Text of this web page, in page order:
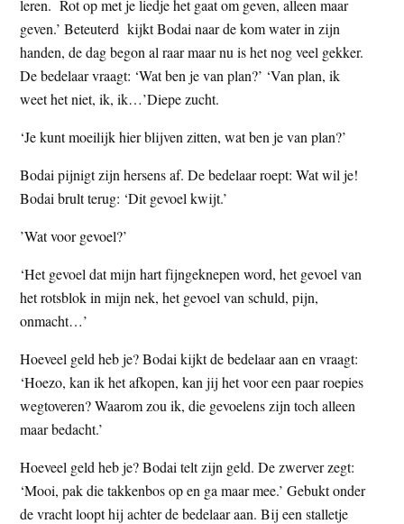
leren. Rot op met je liedje het gaat om geven, alleen maar
geven.’ Beteuterd kijkt Bodai naar de kom water in zijn
handen, de dag begon al raar maar nu is het nog veel gekker.
De bedelaar vraagt: ‘Wat ben je van plan?’ ‘Van plan, ik
weet het niet, ik, ik…’Diepe zucht.
‘Je kunt moeilijk hier blijven zitten, wat ben je van plan?’
Bodai pijnigt zijn hersens af. De bedelaar roept: Wat wil je!
Bodai brult terug: ‘Dit gevoel kwijt.’
’Wat voor gevoel?’
‘Het gevoel dat mijn hart fijngeknepen word, het gevoel van
het rotsblok in mijn nek, het gevoel van schuld, pijn,
onmacht…’
Hoeveel geld heb je? Bodai kijkt de bedelaar aan en vraagt:
‘Hoezo, kan ik het afkopen, kan jij het voor een paar roepies
wegtoveren? Waarom zou ik, die gevoelens zijn toch alleen
maar bedacht.’
Hoeveel geld heb je? Bodai telt zijn geld. De zwerver zegt:
‘Mooi, pak die takkenbos op en ga maar mee.’ Gebukt onder
de vracht loopt hij achter de bedelaar aan. Bij een stalletje